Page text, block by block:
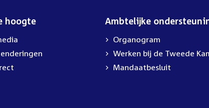
hoogte Ambtelijke
Organogram
External
link:
Werken bij de Tweede
Mandaatbesluit